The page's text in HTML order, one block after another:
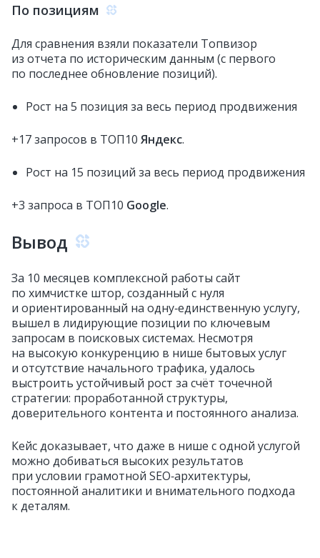
По позициям
Для сравнения взяли показатели Топвизор
из отчета по историческим данным (с первого
по последнее обновление позиций).
Рост на 5 позиция за весь период продвижения
+17 запросов в ТОП10 Яндекс.
Рост на 15 позиций за весь период продвижения
+3 запроса в ТОП10 Google.
Вывод
За 10 месяцев комплексной работы сайт
по химчистке штор, созданный с нуля
и ориентированный на одну‑единственную услугу,
вышел в лидирующие позиции по ключевым
запросам в поисковых системах. Несмотря
на высокую конкуренцию в нише бытовых услуг
и отсутствие начального трафика, удалось
выстроить устойчивый рост за счёт точечной
стратегии: проработанной структуры,
доверительного контента и постоянного анализа.
Кейс доказывает, что даже в нише с одной услугой
можно добиваться высоких результатов
при условии грамотной SEO‑архитектуры,
постоянной аналитики и внимательного подхода
к деталям.